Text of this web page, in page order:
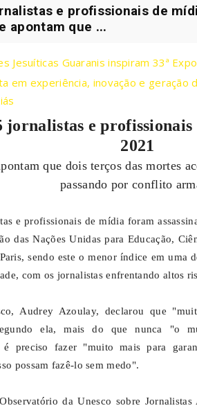
e profissionais de
apontam que ...
Jesuíticas Guaranis inspiram 33ª
em experiência, inovação e
e profissionais
2021
que dois terços das mortes
passando por conflito
e profissionais de mídia foram
das Nações Unidas para Educação,
sendo este o menor índice em uma
com os jornalistas enfrentando altos
Audrey Azoulay, declarou que
ela, mais do que nunca "o
é preciso fazer "muito mais para
possam fazê-lo sem medo".
da Unesco sobre